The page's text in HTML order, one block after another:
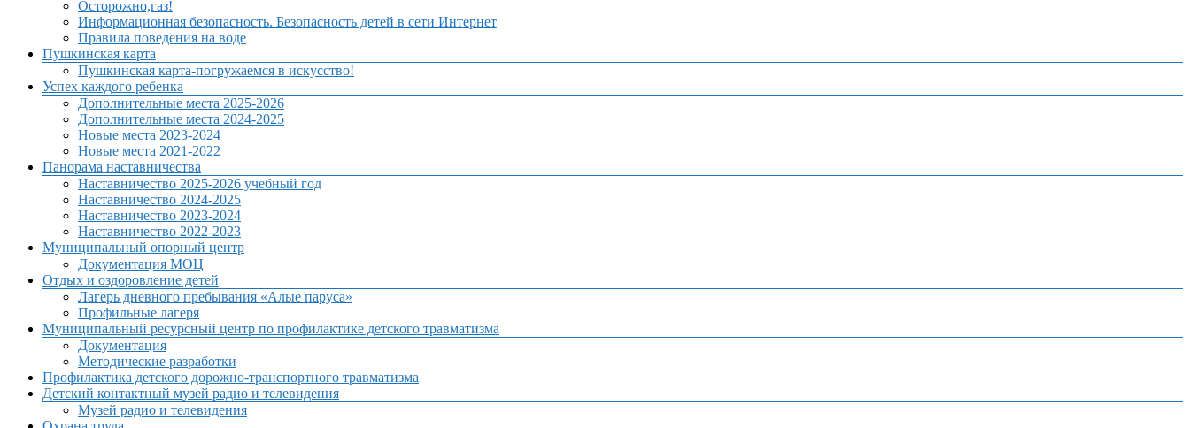
Осторожно,газ!
Информационная безопасность. Безопасность детей в сети Интернет
Правила поведения на воде
Пушкинская карта
Пушкинская карта-погружаемся в искусство!
Успех каждого ребенка
Дополнительные места 2025-2026
Дополнительные места 2024-2025
Новые места 2023-2024
Новые места 2021-2022
Панорама наставничества
Наставничество 2025-2026 учебный год
Наставничество 2024-2025
Наставничество 2023-2024
Наставничество 2022-2023
Муниципальный опорный центр
Документация МОЦ
Отдых и оздоровление детей
Лагерь дневного пребывания «Алые паруса»
Профильные лагеря
Муниципальный ресурсный центр по профилактике детского травматизма
Документация
Методические разработки
Профилактика детского дорожно-транспортного травматизма
Детский контактный музей радио и телевидения
Музей радио и телевидения